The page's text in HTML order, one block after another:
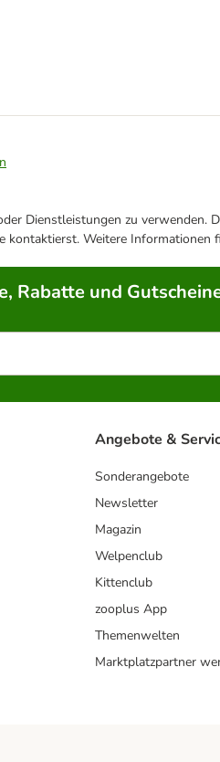
Dienstleistungen zu verwenden.
kontaktierst. Weitere Informationen
Rabatte und
Angebote &
Sonderangebote
Newsletter
Magazin
Welpenclub
Kittenclub
zooplus App
Themenwelten
Marktplatzpartner